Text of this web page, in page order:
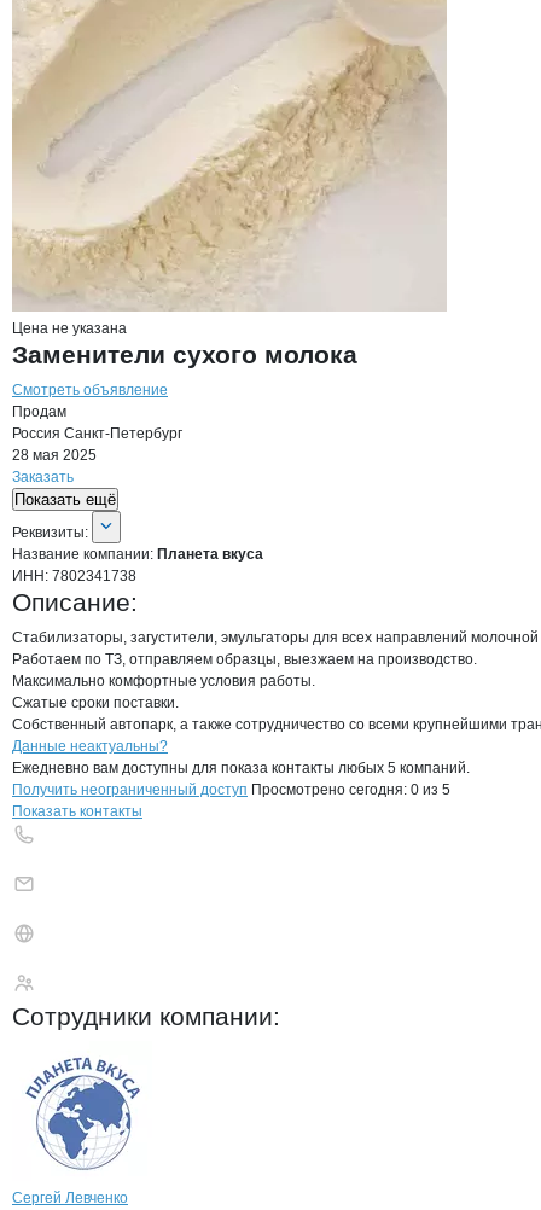
Цена не указана
Заменители сухого молока
Смотреть объявление
Продам
Россия Санкт-Петербург
28 мая 2025
Заказать
Показать ещё
О компании
Реквизиты
Реквизиты:
Название компании: Планета вкуса
ИНН: 7802341738
Описание:
Стабилизаторы, загустители, эмульгаторы для всех направлений
Работаем по ТЗ, отправляем образцы, выезжаем на производство.
Максимально комфортные условия работы.
Сжатые сроки поставки.
Собственный автопарк, а также сотрудничество со всеми крупнейшими
Контактыкомпании
+7(800)000-00-..
Данные неактуальны?
Ежедневно вам доступны для показа контакты любых 5 компаний.
Получить неограниченный доступ Просмотрено сегодня: 0 из 5
Показать контакты
Сотрудники компании:
Сергей Левченко